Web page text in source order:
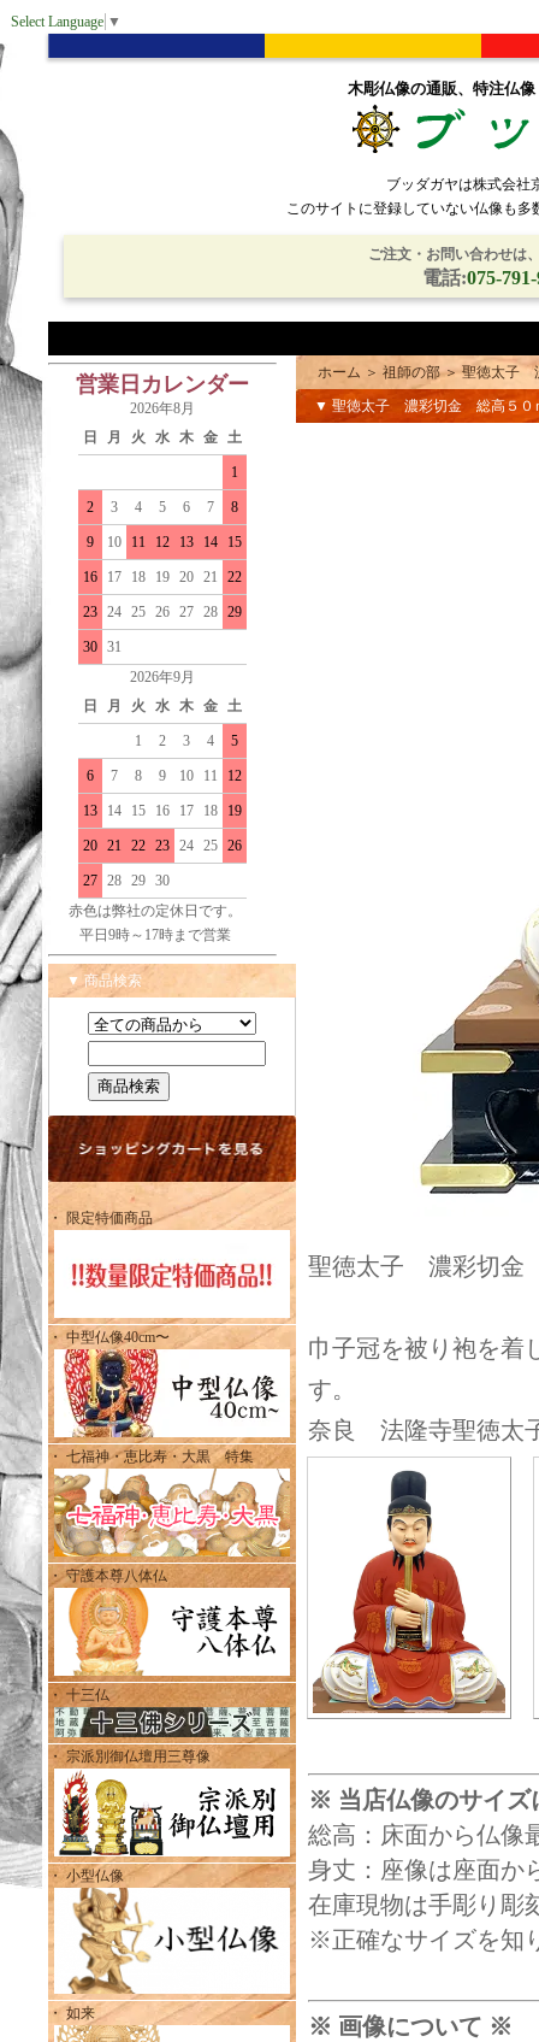
Select Language ▼
木彫仏像の通販、特注仏
ブッダガヤは株式会社
このサイトに登録していない仏像も
ご注文・お問い合わせは
電話:075-
営業日カレンダー
2026年8月
日
月 火 水 木 金 土
1
2 3 4 5 6 7 8
9 10 11 12 13 14 15
16 17 18 19 20 21 22
23 24 25 26 27 28 29
30 31
2026年9月
日
月 火 水 木 金 土
1 2 3 4 5
6 7 8 9 10 11 12
13 14 15 16 17 18 19
20 21 22 23 24 25 26
27 28 29 30
赤色は弊社の定休日です。
平日9時～17時まで営業
▼ 商品検索
・ 限定特価商品
・ 中型仏像40cm〜
・ 七福神・恵比寿・大黒 特集
・ 守護本尊八体仏
・ 十三仏
・ 宗派別御仏壇用三尊像
・ 小型仏像
・ 如来
ホーム ＞ 祖師の部＞聖徳太子
▼ 聖徳太子 濃彩切金 総高５
聖徳太子 濃彩切
巾子冠を被り袍を着
す。
奈良 法隆寺聖徳太
※ 当店仏像のサイ
総高：床面から仏像
身丈：座像は座面か
在庫現物は手彫り彫
※正確なサイズを知
※ 画像について ※